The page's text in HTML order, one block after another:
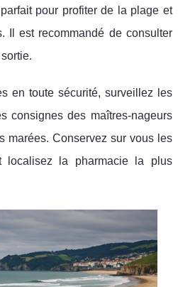
pour profiter de la plage et
Il est recommandé de consulter
en toute sécurité, surveillez les
consignes des maîtres-nageurs
marées. Conservez sur vous les
localisez la pharmacie la plus